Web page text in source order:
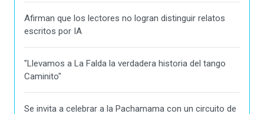
Afirman que los lectores no logran distinguir relatos
escritos por IA
"Llevamos a La Falda la verdadera historia del tango
Caminito"
Se invita a celebrar a la Pachamama con un circuito de